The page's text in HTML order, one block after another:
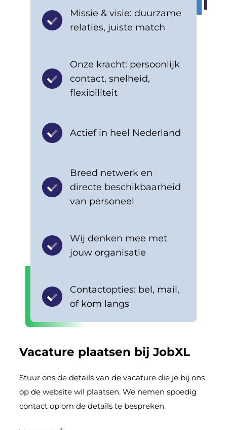
Missie & visie: duurzame
relaties, juiste match
Onze kracht: persoonlijk
contact, snelheid,
flexibiliteit
Actief in heel Nederland
Breed netwerk en
directe beschikbaarheid
van personeel
Wij denken mee met
jouw organisatie
Contactopties: bel, mail,
of kom langs
Vacature plaatsen bij JobXL
Stuur ons de details van de vacature die je bij ons
op de website wil plaatsen. We nemen spoedig
contact op om de details te bespreken.